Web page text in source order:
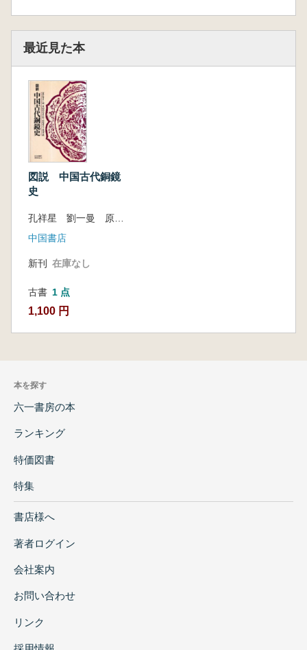
最近見た本
図説 中国古代銅鏡
史
中国書店
新刊 在庫なし
古書 1 点
1,100 円
本を探す
六一書房の本
ランキング
特価図書
特集
書店様へ
著者ログイン
会社案内
お問い合わせ
リンク